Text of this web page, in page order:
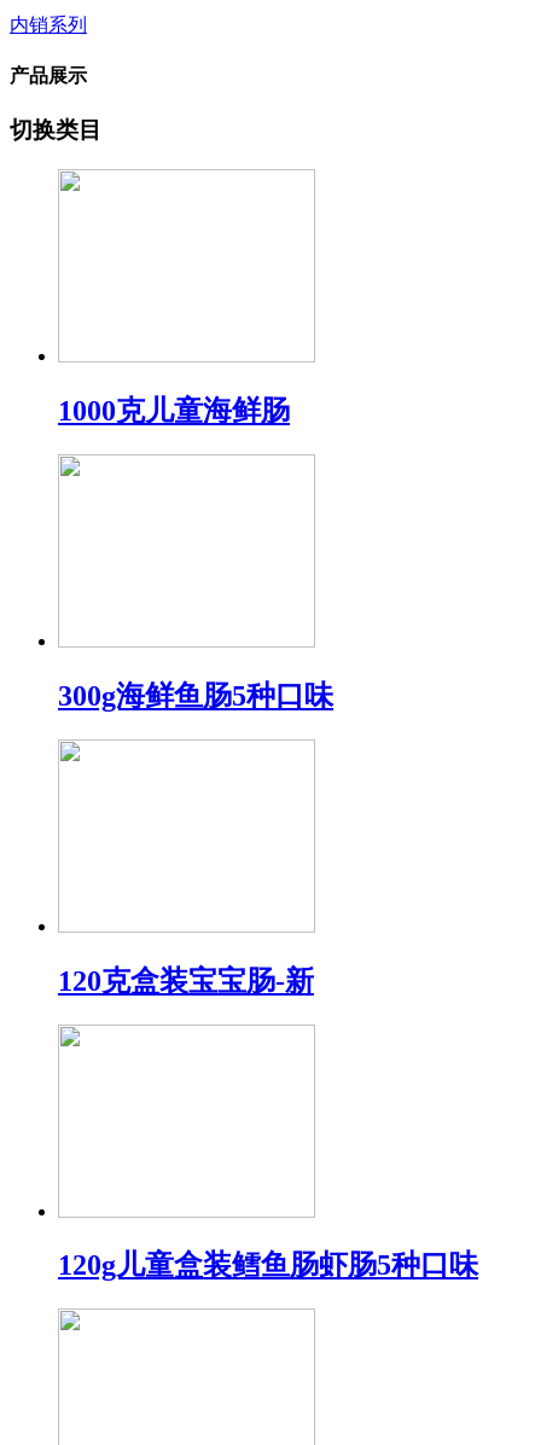
内销系列
产品展示
切换类目
1000克儿童海鲜肠
300g海鲜鱼肠5种口味
120克盒装宝宝肠-新
120g儿童盒装鳕鱼肠虾肠5种口味